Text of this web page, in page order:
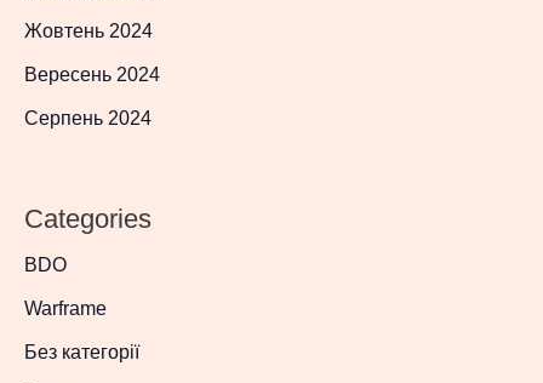
Жовтень 2024
Вересень 2024
Серпень 2024
Categories
BDO
Warframe
Без категорії